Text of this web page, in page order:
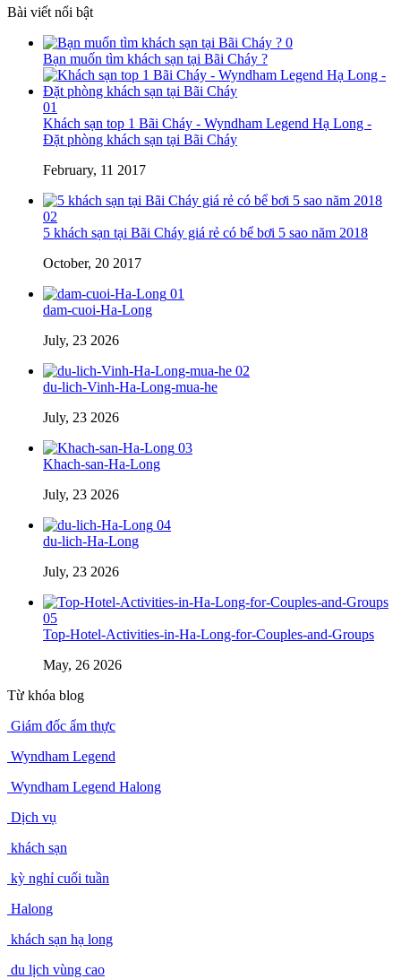
Bài viết nổi bật
0
Bạn muốn tìm khách sạn tại Bãi Cháy ?
01
Khách sạn top 1 Bãi Cháy - Wyndham Legend Hạ Long -
Đặt phòng khách sạn tại Bãi Cháy
February, 11 2017
02
5 khách sạn tại Bãi Cháy giá rẻ có bể bơi 5 sao năm 2018
October, 20 2017
01
dam-cuoi-Ha-Long
July, 23 2026
02
du-lich-Vinh-Ha-Long-mua-he
July, 23 2026
03
Khach-san-Ha-Long
July, 23 2026
04
du-lich-Ha-Long
July, 23 2026
05
Top-Hotel-Activities-in-Ha-Long-for-Couples-and-Groups
May, 26 2026
Từ khóa blog
Giám đốc ẩm thực
Wyndham Legend
Wyndham Legend Halong
Dịch vụ
khách sạn
kỳ nghỉ cuối tuần
Halong
khách sạn hạ long
du lịch vùng cao